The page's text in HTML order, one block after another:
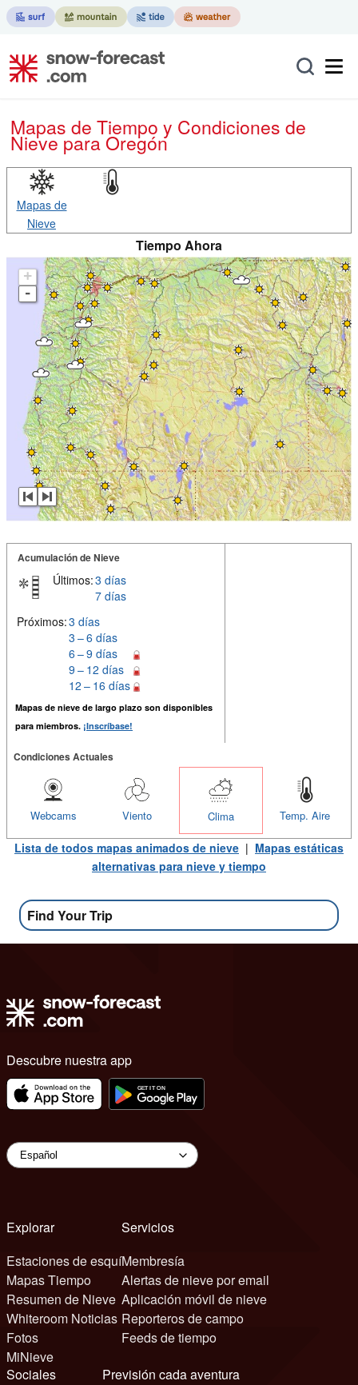
Mapas de Tiempo y Condiciones de
Nievepara Oregón
Mapas de
Nieve
Tiempo Ahora
+
-
Acumulación de Nieve
Últimos:3 días
7 días
Próximos:3 días
3 – 6 días
6 – 9 días
9 – 12 días
12 – 16 días
Mapas de nieve de largo plazo son disponibles
para miembros. ¡Inscríbase!
Condiciones Actuales
Temp. Aire
Clima
Viento
Webcams
Lista de todos mapas animados de nieve | Mapas estáticas
alternativas para nieve y tiempo
Find Your Trip
Descubre nuestra app
Explorar
Estaciones de esquí
Mapas Tiempo
Resumen de Nieve
Whiteroom Noticias
Fotos
MiNieve
Servicios
Membresía
Alertas de nieve por email
Aplicación móvil de nieve
Reporteros de campo
Feeds de tiempo
Sociales
Previsión cada aventura